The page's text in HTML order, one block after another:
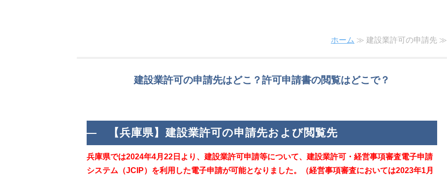
ホーム ≫ 建設業許可の申請先 ≫
建設業許可の申請先はどこ？許可申請書の閲覧はどこで？
【兵庫県】建設業許可の申請先および閲覧先
兵庫県では2024年4月22日より、建設業許可申請等について、建設業許可・経営事項審査電子申請
システム（JCIP）を利用した電子申請が可能となりました。（経営事項審査においては2023年1月